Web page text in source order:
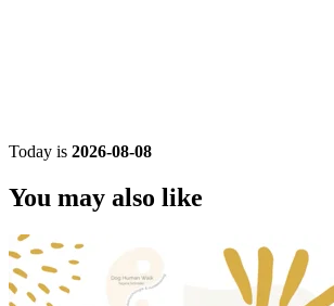
Today is 2026-08-08
You may also like